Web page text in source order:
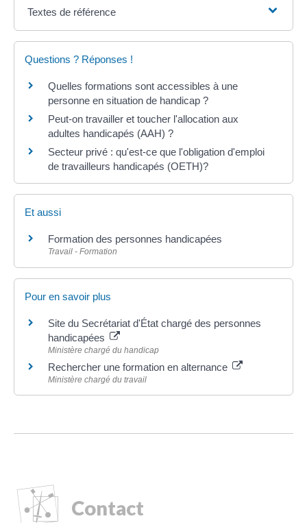
Textes de référence
Questions ? Réponses !
Quelles formations sont accessibles à une
personne en situation de handicap ?
Peut-on travailler et toucher l'allocation aux
adultes handicapés (AAH) ?
Secteur privé : qu'est-ce que l'obligation d'emploi
de travailleurs handicapés (OETH)?
Et aussi
Formation des personnes handicapées
Travail - Formation
Pour en savoir plus
Site du Secrétariat d'État chargé des personnes
handicapées
Ministère chargé du handicap
Rechercher une formation en alternance
Ministère chargé du travail
Contact